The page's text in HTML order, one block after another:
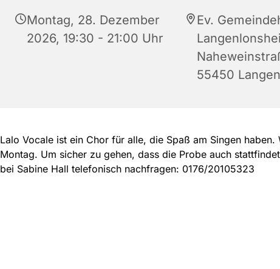
Montag, 28. Dezember
2026, 19:30 - 21:00 Uhr
Ev.
55450
Lalo Vocale ist ein Chor für alle, die Spaß am Singen haben.
Montag. Um sicher zu gehen, dass die Probe auch
bei Sabine Hall telefonisch nachfragen: 0176/20105323